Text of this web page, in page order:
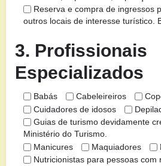
Reserva e compra de ingressos
outros locais de interesse turístico.
3. Profissionais
Especializados
Babás Cabeleireiros
Cuidadores de idosos
Guias de turismo devidamente
Ministério do Turismo.
Manicures
Maquiadores
Nutricionistas para pessoas com